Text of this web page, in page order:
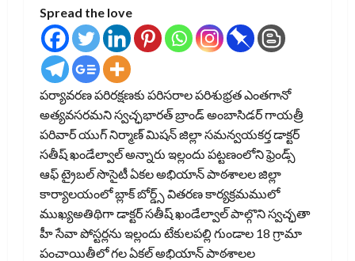
Spread the love
పర్యావరణ పరిరక్షణకు పరిసరాల పరిశుభ్రత ఎంతగానో
అత్యవసరమని స్వచ్ఛభారత్ బ్రాండ్ అంబాసిడర్ గాయత్రీ
పరివార్ యుగ్ నిర్మాణ్ మిషన్ జిల్లా సమన్వయకర్త డాక్టర్
సతీష్ ఖండేల్వాల్ అన్నారు ఇల్లందు పట్టణంలోని ఫ్రెండ్స్
ఆఫ్ ట్రైబల్ సొసైటీ ఏకల అభియాన్ పాఠశాలల జిల్లా
కార్యాలయంలో బ్లాక్ బోర్డ్స్ వితరణ కార్యక్రమములో
ముఖ్యఅతిథిగా డాక్టర్ సతీష్ ఖండేల్వాల్ పాల్గొని స్వచ్ఛతా
హీ సేవా పోస్టర్లను ఇల్లందు టేకులపల్లి గుండాల 18 గ్రామా
పంచాయితీలో గల ఏకల్ అభియాన్ పాఠశాలల